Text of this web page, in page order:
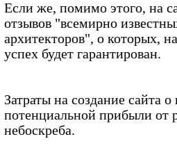
Если же, помимо этого, на
отзывов "всемирно
архитекторов", о которых,
успех будет гарантирован.
Затраты на создание сайта
потенциальной прибыли от
небоскреба.